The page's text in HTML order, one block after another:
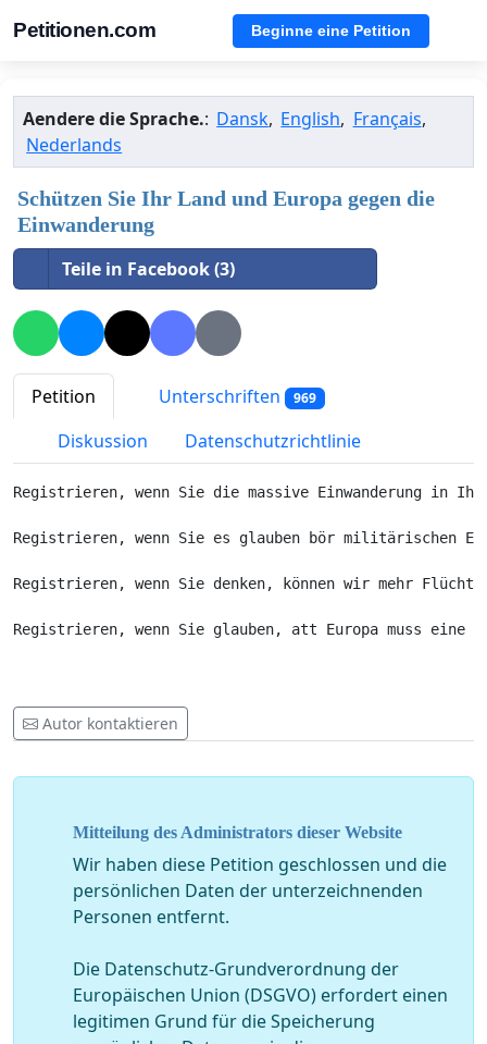
Petitionen.com Beginne eine Petition
Aendere die Sprache.: Dansk, English, Français,
Nederlands
Schützen Sie Ihr Land und Europa gegen die
Einwanderung
Teile in Facebook (3)
Petition Unterschriften 969
Diskussion Datenschutzrichtlinie
Registrieren, wenn Sie die massive Einwanderung in
Registrieren, wenn Sie es glauben bör militärischen
Registrieren, wenn Sie denken, können wir mehr
Registrieren, wenn Sie glauben, att Europa muss eine
Autor kontaktieren
Mitteilung des Administrators dieser Website
Wir haben diese Petition geschlossen und die
persönlichen Daten der unterzeichnenden
Personen entfernt.
Die Datenschutz-Grundverordnung der
Europäischen Union (DSGVO) erfordert einen
legitimen Grund für die Speicherung